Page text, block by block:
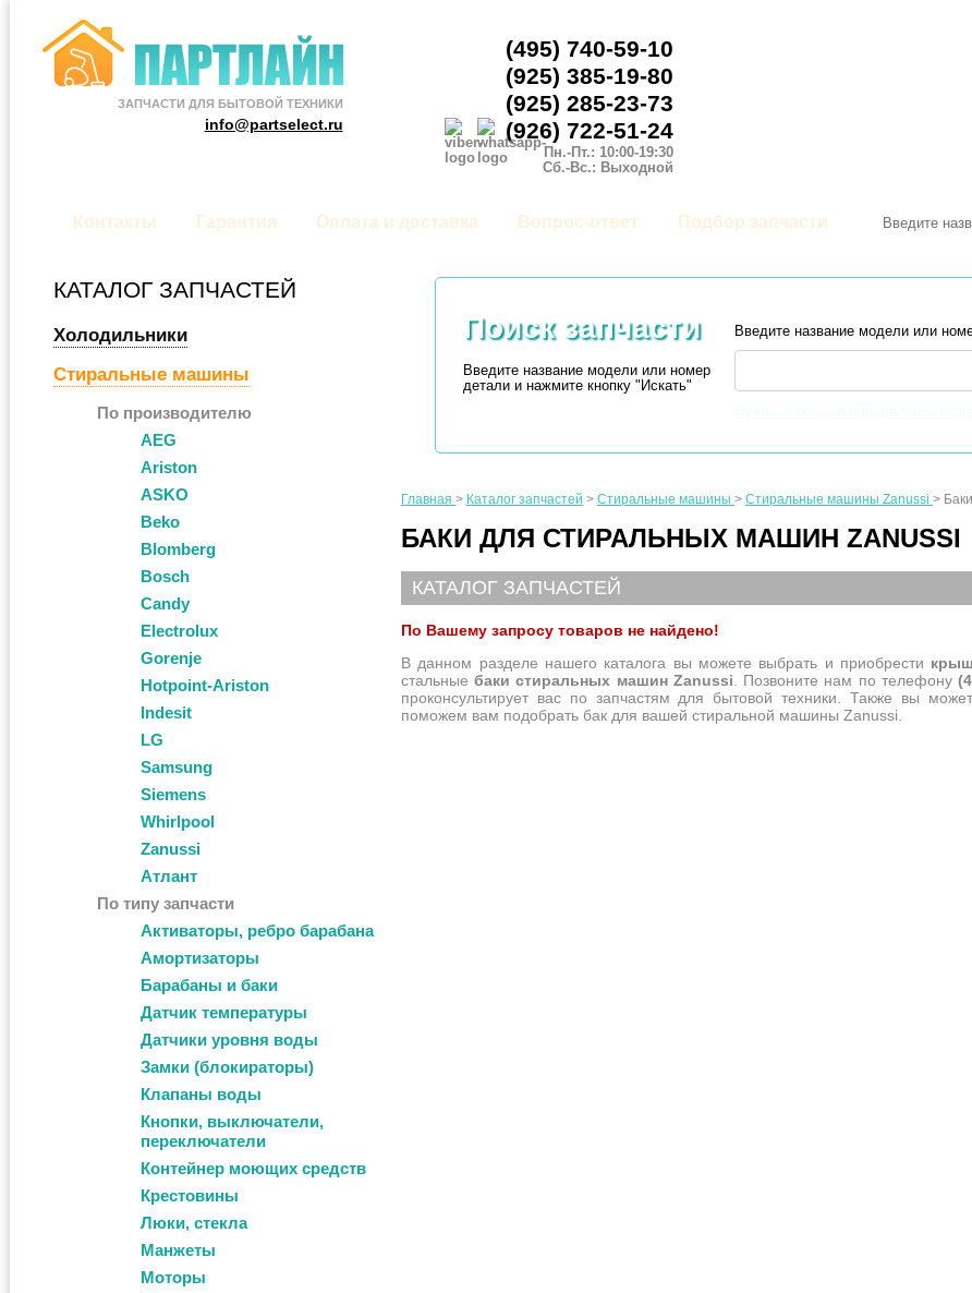
ЗАПЧАСТИ ДЛЯ БЫТОВОЙ ТЕХНИКИ
info@partselect.ru
(495) 740-59-10
(925) 385-19-80
(925) 285-23-73
(926) 722-51-24
Пн.-Пт.: 10:00-19:30
Сб.-Вс.: Выходной
Контакты Гарантия Оплата и доставка Вопрос-ответ Подбор запчасти
КАТАЛОГ ЗАПЧАСТЕЙ
Холодильники
Стиральные машины
По производителю
AEG
Ariston
ASKO
Beko
Blomberg
Bosch
Candy
Electrolux
Gorenje
Hotpoint-Ariston
Indesit
LG
Samsung
Siemens
Whirlpool
Zanussi
Атлант
По типу запчасти
Активаторы, ребро барабана
Амортизаторы
Барабаны и баки
Датчик температуры
Датчики уровня воды
Замки (блокираторы)
Клапаны воды
Кнопки, выключатели,
переключатели
Контейнер моющих средств
Крестовины
Люки, стекла
Манжеты
Моторы
Поиск запчасти
Введите название модели или номер
детали и нажмите кнопку "Искать"
Введите название модели или
Главная > Каталог запчастей > Стиральные машины > Стиральные машины Zanussi >
БАКИ ДЛЯ СТИРАЛЬНЫХ МАШИН ZANUSSI
КАТАЛОГ ЗАПЧАСТЕЙ
По Вашему запросу товаров не найдено!
В данном разделе нашего каталога вы можете выбрать и приобрести
стальныебаки стиральных машин Zanussi. Позвоните нам по телефону
проконсультирует вас по запчастям для бытовой техники. Также вы
поможем вам подобрать бак для вашей стиральной машины Zanussi.